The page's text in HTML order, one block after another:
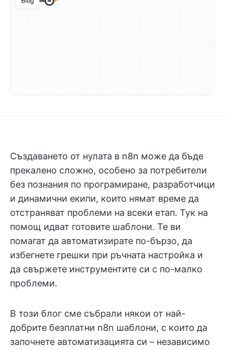
Създаването от нулата в n8n може да бъде
прекалено сложно, особено за потребители
без познания по програмиране, разработчици
и динамични екипи, които нямат време да
отстраняват проблеми на всеки етап. Тук на
помощ идват готовите шаблони. Те ви
помагат да автоматизирате по-бързо, да
избегнете грешки при ръчната настройка и
да свържете инструментите си с по-малко
проблеми.
В този блог сме събрали някои от най-
добрите безплатни n8n шаблони, с които да
започнете автоматизацията си – независимо